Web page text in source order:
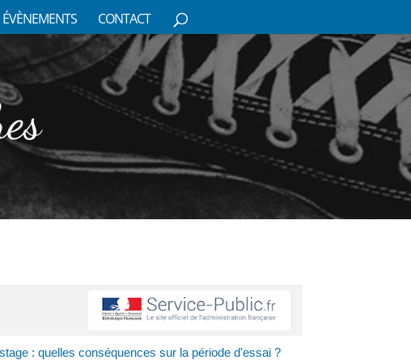
ÉVÈNEMENTS CONTACT
: quelles conséquences sur la période d'essai ?